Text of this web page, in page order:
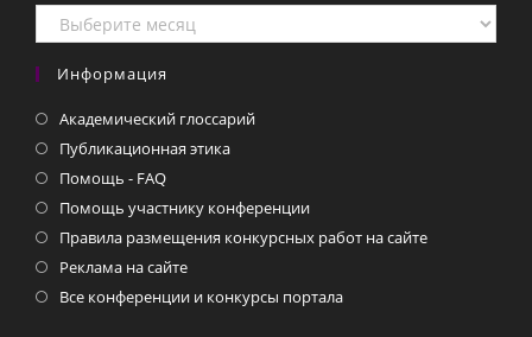
Архивы
СМИ
Информация
Академический глоссарий
Публикационная этика
Помощь - FAQ
Помощь участнику конференции
Правила размещения конкурсных работ на сайте
Реклама на сайте
Все конференции и конкурсы портала